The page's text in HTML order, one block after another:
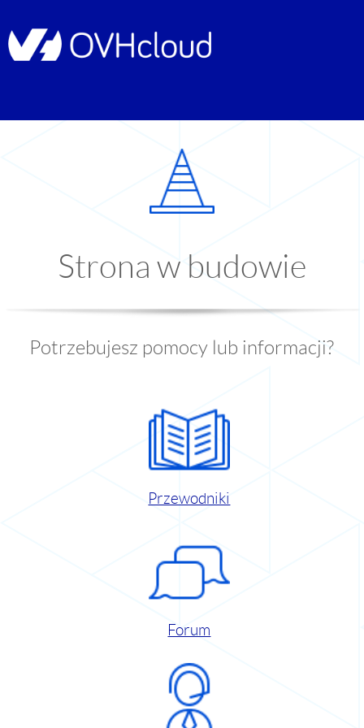
Strona w budowie
Potrzebujesz pomocy lub informacji?
Przewodniki
Forum